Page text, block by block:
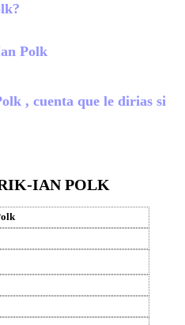
Polk
, cuenta que le dirias si
IAN POLK